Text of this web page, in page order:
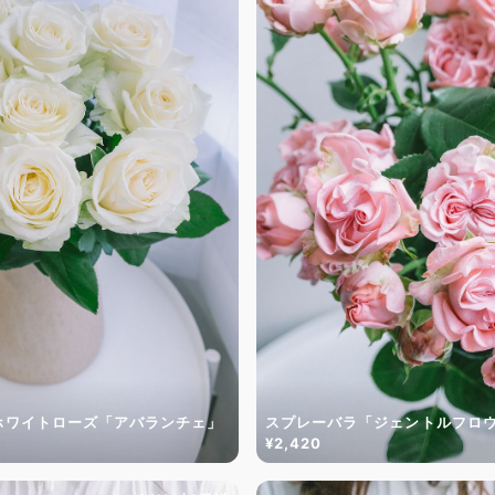
イトローズ「アバランチェ」
スプレーバラ「ジェントルフロ
¥2,420